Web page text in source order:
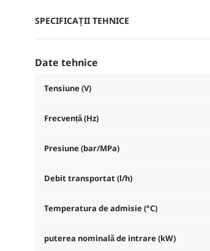
SPECIFICAȚII TEHNICE
Date tehnice
Tensiune (V)
Frecvență (Hz)
Presiune (bar/MPa)
Debit transportat (l/h)
Temperatura de admisie (°C)
puterea nominală de intrare (kW)